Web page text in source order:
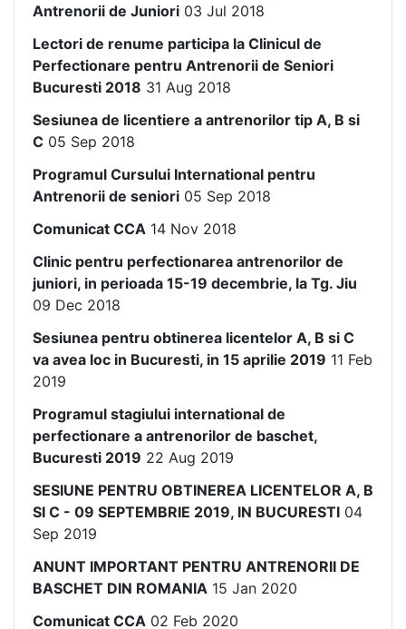
Antrenorii de Juniori 03 Jul 2018
Lectori de renume participa la Clinicul de
Perfectionare pentru Antrenorii de Seniori
Bucuresti 2018 31 Aug 2018
Sesiunea de licentiere a antrenorilor tip A, B si
C 05 Sep 2018
Programul Cursului International pentru
Antrenorii de seniori 05 Sep 2018
Comunicat CCA 14 Nov 2018
Clinic pentru perfectionarea antrenorilor de
juniori, in perioada 15-19 decembrie, la Tg. Jiu
09 Dec 2018
Sesiunea pentru obtinerea licentelor A, B si C
va avea loc in Bucuresti, in 15 aprilie 2019 11 Feb
2019
Programul stagiului international de
perfectionare a antrenorilor de baschet,
Bucuresti 2019 22 Aug 2019
SESIUNE PENTRU OBTINEREA LICENTELOR A, B
SI C - 09 SEPTEMBRIE 2019, IN BUCURESTI 04
Sep 2019
ANUNT IMPORTANT PENTRU ANTRENORII DE
BASCHET DIN ROMANIA 15 Jan 2020
Comunicat CCA 02 Feb 2020